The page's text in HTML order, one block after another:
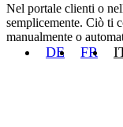
Nel portale clienti o
semplicemente. Ciò ti
manualmente o
DE FR